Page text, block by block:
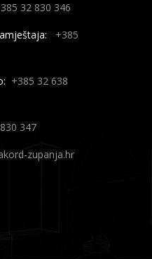
32 830 346
+385
+385 32 638
347
zupanja.hr